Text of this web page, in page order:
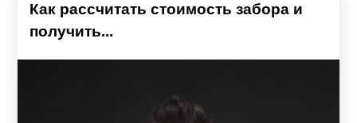
Как рассчитать стоимость забора и
получить...